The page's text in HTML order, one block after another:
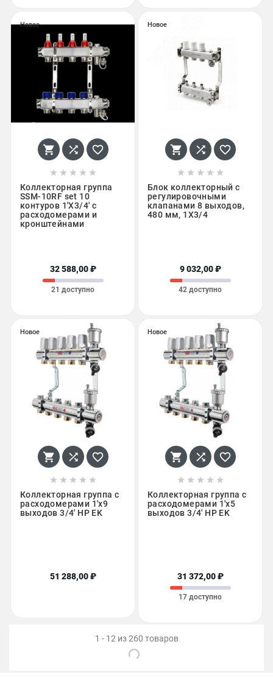
Новое
  
    
Коллекторная группа
SSM-10RF set 10
контуров 1'X3/4' с
расходомерами и
кронштейнами
32 588,00 ₽
21 доступно
Новое
  
    
Блок коллекторный с
регулировочными
клапанами 8 выходов,
480 мм, 1X3/4
9 032,00 ₽
42 доступно
Новое
  
    
Коллекторная группа с
расходомерами 1'x9
выходов 3/4' НР EK
51 288,00 ₽
Новое
  
    
Коллекторная группа с
расходомерами 1'x5
выходов 3/4' НР EK
31 372,00 ₽
17 доступно
1 - 12 из 260 товаров